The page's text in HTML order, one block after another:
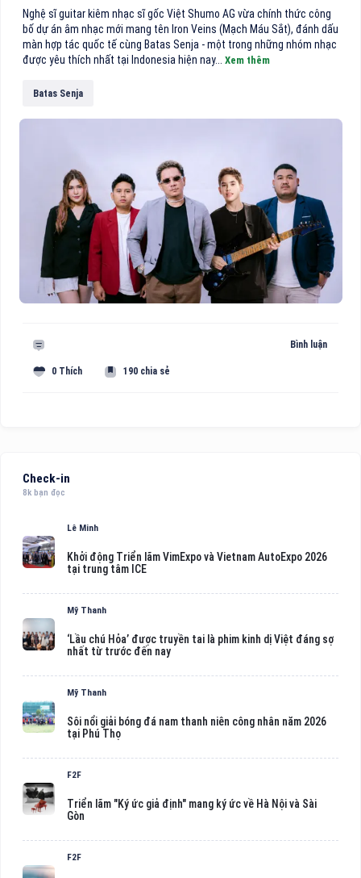
Nghệ sĩ guitar kiêm nhạc sĩ gốc Việt Shumo AG vừa chính thức công
bố dự án âm nhạc mới mang tên Iron Veins (Mạch Máu Sắt), đánh dấu
màn hợp tác quốc tế cùng Batas Senja - một trong những nhóm nhạc
được yêu thích nhất tại Indonesia hiện nay... Xem thêm
Batas Senja
Bình luận
0 Thích 190 chia sẻ
Check-in
8k bạn đọc
Lê Minh
Khởi động Triển lãm VimExpo và Vietnam AutoExpo 2026
tại trung tâm ICE
Mỹ Thanh
‘Lầu chú Hỏa’ được truyền tai là phim kinh dị Việt đáng sợ
nhất từ trước đến nay
Mỹ Thanh
Sôi nổi giải bóng đá nam thanh niên công nhân năm 2026
tại Phú Thọ
F2F
Triển lãm "Ký ức giả định" mang ký ức về Hà Nội và Sài
Gòn
F2F